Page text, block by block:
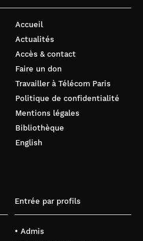
Accueil
Actualités
Accès & contact
Faire un don
Travailler à Télécom Paris
Politique de confidentialité
Mentions légales
Bibliothèque
English
Entrée par profils
• Admis